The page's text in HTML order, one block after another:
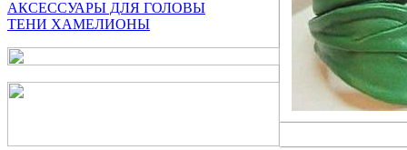
АКСЕССУАРЫ ДЛЯ ГОЛОВЫ
ТЕНИ ХАМЕЛИОНЫ